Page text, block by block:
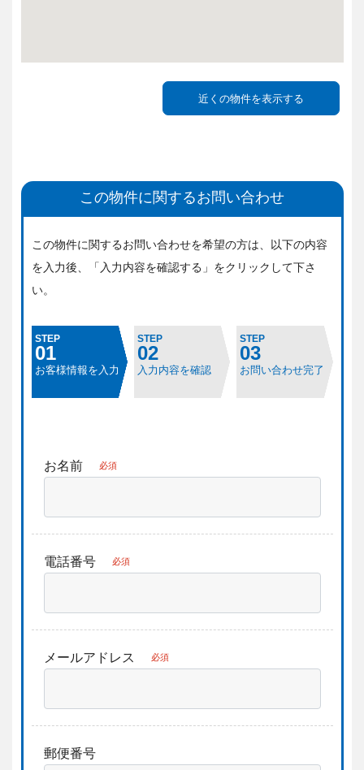
この物件に関するお問い合わせ
この物件に関するお問い合わせを希望の方は、 以下の内容
を入力後、「入力内容を確認する」をクリックして下さ
い。
STEP
01
お客様情報を入力
STEP
02
入力内容を確認
STEP
03
お問い合わせ完了
お名前 必須
電話番号 必須
メールアドレス 必須
郵便番号